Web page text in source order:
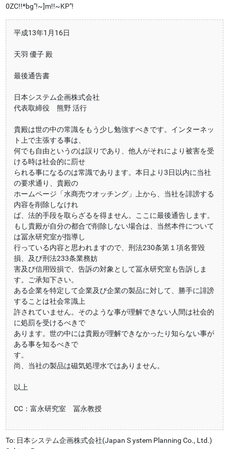
0ZC!!*bg"!~]m!!~KP"!
平成13年1月16日
天羽 優子 殿
最後通告書
日本システム企画株式会社
代表取締役 熊野 活行
貴殿は世の中の常識をもう少し勉強すべきです。インターネッ
ト上で主張する事は、
何でも自由というのは誤りであり、他人がそれにより被害を受
ける時は社会的に罰せ
られる事になるのは常識であります。本日より3日以内に当社
の要求通り、貴殿の
ホームページ「水商売ウオッチング」上から、当社を誹謗する
内容を削除しなけれ
ば、法的手段を取らざるを得ません。ここに最後通告します。
もし貴殿が自分の都合で削除しない場合は、当然本件について
は冨永研究室が指導し
行っている内容と思われますので、刑法230条第１項名誉毀
損、及び刑法233条業務妨
害及び信用毀損で、告訴の対象として冨永研究室も告訴しま
す。ご承知下さい。
ある企業を特定して企業及び企業の製品に対して、勝手に誹謗
することは社会常識上
許されていません。そのような事が理解できない人間は社会的
に処罰を受けるべきで
あります。世の中には貴殿が理解できなかったり知らない事が
ある事を知るべきで
す。
尚、当社の製品は磁気処理水ではありません。
以上
CC：富永研究室 冨永教授
To: 日本システム企画株式会社(Japan S ystem Planning Co., Ltd.)